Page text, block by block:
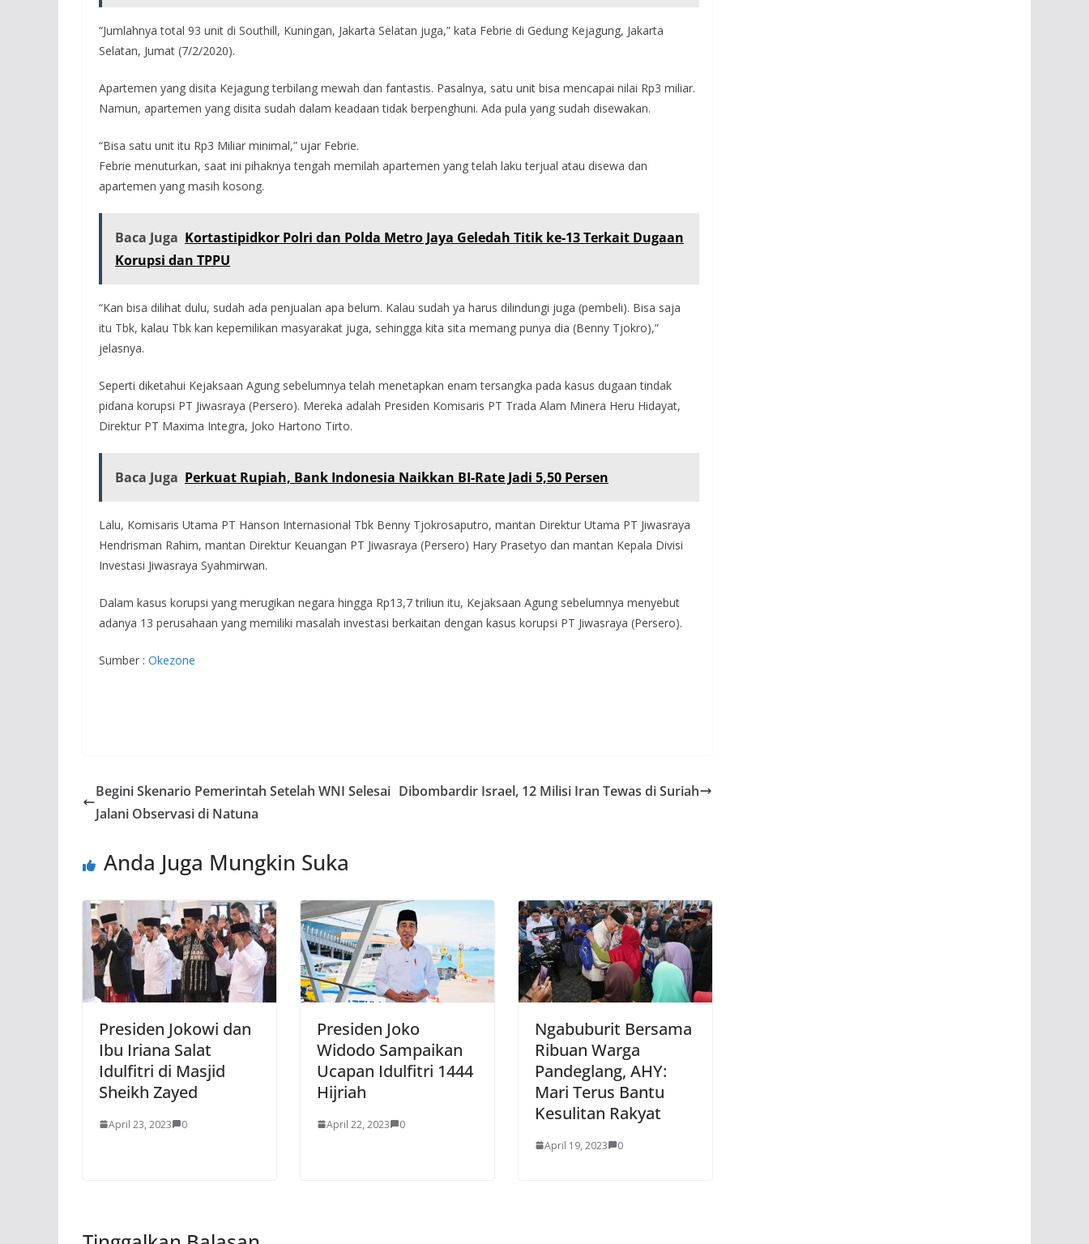
“Jumlahnya total 93 unit di Southill, Kuningan, Jakarta Selatan juga,” kata Febrie di Gedung Kejagung, Jakarta
Selatan, Jumat (7/2/2020).
Apartemen yang disita Kejagung terbilang mewah dan fantastis. Pasalnya, satu unit bisa mencapai nilai Rp3 miliar.
Namun, apartemen yang disita sudah dalam keadaan tidak berpenghuni. Ada pula yang sudah disewakan.
“Bisa satu unit itu Rp3 Miliar minimal,” ujar Febrie.
Febrie menuturkan, saat ini pihaknya tengah memilah apartemen yang telah laku terjual atau disewa dan
apartemen yang masih kosong.
Baca Juga Kortastipidkor Polri dan Polda Metro Jaya Geledah Titik ke-13 Terkait Dugaan
Korupsi dan TPPU
“Kan bisa dilihat dulu, sudah ada penjualan apa belum. Kalau sudah ya harus dilindungi juga (pembeli). Bisa saja
itu Tbk, kalau Tbk kan kepemilikan masyarakat juga, sehingga kita sita memang punya dia (Benny Tjokro),”
jelasnya.
Seperti diketahui Kejaksaan Agung sebelumnya telah menetapkan enam tersangka pada kasus dugaan tindak
pidana korupsi PT Jiwasraya (Persero). Mereka adalah Presiden Komisaris PT Trada Alam Minera Heru Hidayat,
Direktur PT Maxima Integra, Joko Hartono Tirto.
Baca Juga Perkuat Rupiah, Bank Indonesia Naikkan BI-Rate Jadi 5,50 Persen
Lalu, Komisaris Utama PT Hanson Internasional Tbk Benny Tjokrosaputro, mantan Direktur Utama PT Jiwasraya
Hendrisman Rahim, mantan Direktur Keuangan PT Jiwasraya (Persero) Hary Prasetyo dan mantan Kepala Divisi
Investasi Jiwasraya Syahmirwan.
Dalam kasus korupsi yang merugikan negara hingga Rp13,7 triliun itu, Kejaksaan Agung sebelumnya menyebut
adanya 13 perusahaan yang memiliki masalah investasi berkaitan dengan kasus korupsi PT Jiwasraya (Persero).
Sumber : Okezone
Begini Skenario Pemerintah Setelah WNI Selesai
Jalani Observasi di Natuna
Dibombardir Israel, 12 Milisi Iran Tewas di Suriah
Anda Juga Mungkin Suka
Presiden Jokowi dan
Ibu Iriana Salat
Idulfitri di Masjid
Sheikh Zayed
April 23, 2023 0
Presiden Joko
Widodo Sampaikan
Ucapan Idulfitri 1444
Hijriah
April 22, 2023 0
Ngabuburit Bersama
Ribuan Warga
Pandeglang, AHY:
Mari Terus Bantu
Kesulitan Rakyat
April 19, 2023 0